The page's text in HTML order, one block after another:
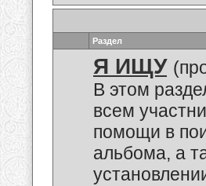
Раздел
Я ИЩУ
В этом
всем
помощи в
альбома, а